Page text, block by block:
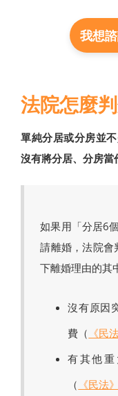
我想
法院怎麼
單純分居或分房並
沒有將分居、分房當
如果用「分居6
請離婚，法院會
下離婚理由的其
沒有原因
費（ 《民
有其他
（ 《民法